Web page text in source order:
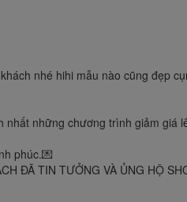
nhé hihi mẫu nào cũng đẹp
nhất những chương trình giảm
phúc.💌
ĐÃ TIN TƯỞNG VÀ ỦNG HỘ